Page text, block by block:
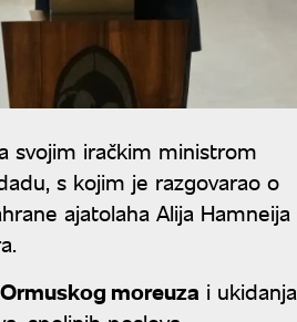
svojim iračkim ministrom
s kojim je razgovarao o
ajatolaha Alija Hamneija
moreuza i ukidanja